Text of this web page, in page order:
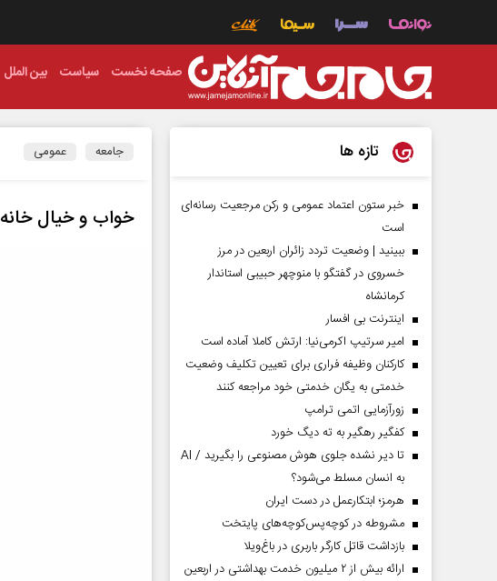
صفحه نخست سیاست بین الملل
جامعه عمومی
خواب و خیال خانه
تازه ها
خبر ستون اعتماد عمومی و رکن مرجعیت رسانه‌ای
است
ببینید | وضعیت تردد زائران اربعین در مرز
خسروی در گفتگو با منوچهر حبیبی استاندار
کرمانشاه
اینترنت بی افسار
امیر سرتیپ اکرمی‌نیا: ارتش کاملا آماده است
کارکنان وظیفه فراری برای تعیین تکلیف وضعیت
خدمتی به یگان خدمتی خود مراجعه کنند
زورآزمایی اتمی ترامپ
کفگیر رهگیر به ته دیگ خورد
تا دیر نشده جلوی هوش مصنوعی را بگیرید / AI
به انسان مسلط می‌شود؟
هرمز؛ ابتکارعمل در دست ایران
مشروطه در کوچه‌پس‌کوچه‌های پایتخت
بازداشت قاتل کارگر باربری در باغ‌ویلا
ارائه بیش از ۲ میلیون خدمت بهداشتی در اربعین